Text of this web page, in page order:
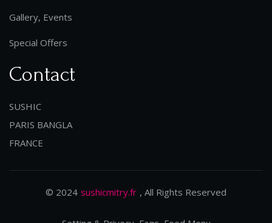
Gallery, Events
Special Offers
Contact
SUSHIC
PARIS BANGLA
FRANCE
© 2024 sushicmitry.fr , All Rights Reserved